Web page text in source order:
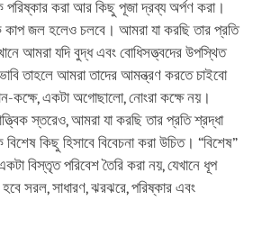
পরিষ্কার করা আর কিছু পূজা দ্রব্য অর্পণ করা।
জল হলেও চলবে। আমরা যা করছি তার প্রতি
আমরা যদি বুদ্ধ এবং বোধিসত্ত্বদের উপস্থিত
তাহলে আমরা তাদের আমন্ত্রণ করতে চাইবো
কক্ষে, একটা অগোছালো, নোংরা কক্ষে নয়।
স্তরেও, আমরা যা করছি তার প্রতি শ্রদ্ধা
কিছু হিসাবে বিবেচনা করা উচিত। “বিশেষ”
বিস্তৃত পরিবেশ তৈরি করা নয়, যেখানে ধূপ
সরল, সাধারণ, ঝরঝরে, পরিষ্কার এবং